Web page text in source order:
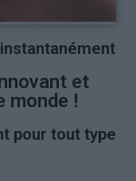
et
monde !
pour tout type